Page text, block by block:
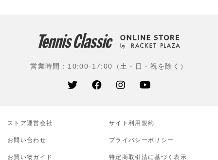
ィ・マレー(イギリス)、アレクサンダー・ズベレフ(ドイ
ツ)、マッテオ・ベレッティーニ(イタリア)、アンドレ
ヤニック・シナー(イタリア)、ディエゴ・シュワルツマ
ン(アルゼンチン)、バルボラ・クレチコワ(チェコ)、コ
コ・ガウフ(アメリカ)ほか
営業時間：10:00-17:00（土・日・祝を除く）
ストア運営会社 サイト利⽤規約
お問い合わせ プライバシーポリシー
お買い物ガイド 特定商取引法に基づく表示